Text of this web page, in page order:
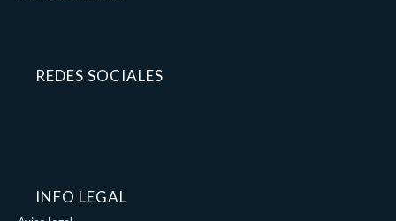
REDES SOCIALES
INFO LEGAL